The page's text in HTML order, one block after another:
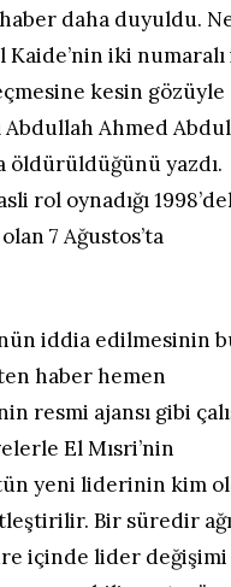
daha duyuldu.
iki numaralı
kesin gözüyle
Abdullah Ahmed
öldürüldüğünü yazdı.
rol oynadığı
7 Ağustos’ta
iddia edilmesinin
haber hemen
resmi ajansı gibi
El Mısri’nin
yeni liderinin kim
Bir süredir
içinde lider değişimi